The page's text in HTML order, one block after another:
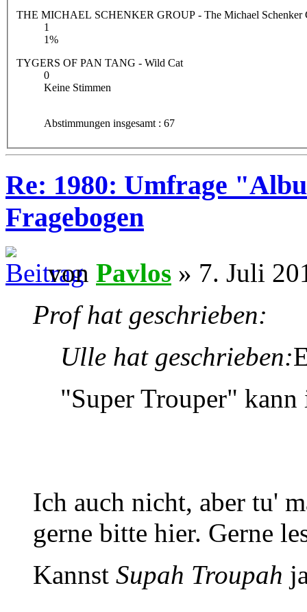
THE MICHAEL SCHENKER GROUP - The Michael Schenker
1
1%
TYGERS OF PAN TANG - Wild Cat
0
Keine Stimmen
Abstimmungen insgesamt : 67
Re: 1980: Umfrage
Fragebogen
von Pavlos » 7. Juli
Prof hat geschrieben:
Ulle hat geschrieben:
"Super Trouper"
Ich auch nicht, aber tu'
gerne bitte hier. Gerne
Kannst Supah Troupah